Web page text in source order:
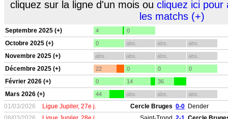
cliquez sur la ligne d'un mois ou cliquez ici pour
les matchs (+)
Septembre 2025 (+) 4 0
Octobre 2025 (+) 0 abs. abs. abs.
Novembre 2025 (+) abs. abs. abs. abs.
Décembre 2025 (+) 22 0 0 0
Février 2026 (+) 0 14 36
Mars 2026 (+) 44 abs. abs. abs.
01/03/2026 Ligue Jupiler, 27e j. Cercle Bruges 0-0 Dender